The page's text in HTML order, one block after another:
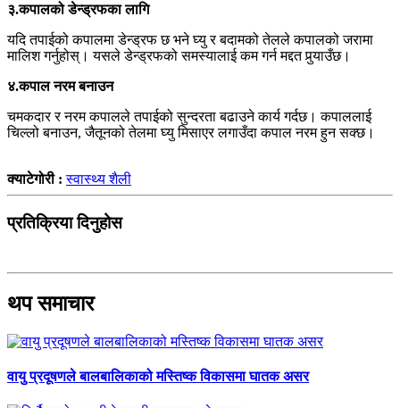
३.कपालको डेन्ड्रफका लागि
यदि तपाईको कपालमा डेन्ड्रफ छ भने घ्यु र बदामको तेलले कपालको जरामा
मालिश गर्नुहोस्। यसले डेन्ड्रफको समस्यालाई कम गर्न मद्दत पुर्‍याउँछ।
४.कपाल नरम बनाउन
चमकदार र नरम कपालले तपाईको सुन्दरता बढाउने कार्य गर्दछ। कपाललाई
चिल्लो बनाउन, जैतूनको तेलमा घ्यु मिसाएर लगाउँदा कपाल नरम हुन सक्छ।
क्याटेगोरी :स्वास्थ्य शैली
प्रतिक्रिया दिनुहोस
थप समाचार
वायु प्रदूषणले बालबालिकाको मस्तिष्क विकासमा घातक असर